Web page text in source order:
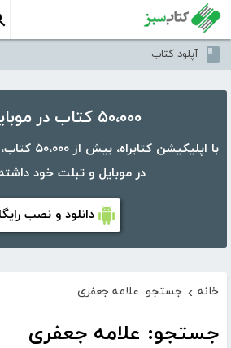
آپلود کتاب
۵۰،۰۰۰ کتاب در موبایل شما
با اپلیکیشن
در موبایل و تبلت خود
دانلود و نصب
خانه › جستجو: علامه جعفری
جستجو: علامه جعفری